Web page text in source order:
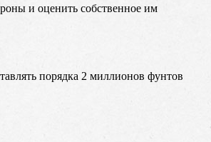
и оценить собственное им
порядка 2 миллионов фунтов